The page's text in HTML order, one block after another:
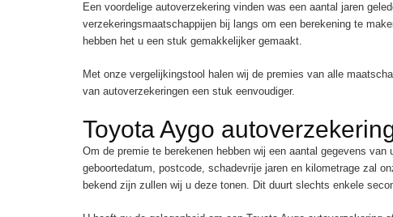
Een voordelige autoverzekering vinden was een aantal jaren
verzekeringsmaatschappijen bij langs om een berekening te
hebben het u een stuk gemakkelijker gemaakt.
Met onze vergelijkingstool halen wij de premies van alle
van autoverzekeringen een stuk eenvoudiger.
Toyota Aygo
Om de premie te berekenen hebben wij een aantal gegevens
geboortedatum, postcode, schadevrije jaren en kilometrage zal
bekend zijn zullen wij u deze tonen. Dit duurt slechts enkele